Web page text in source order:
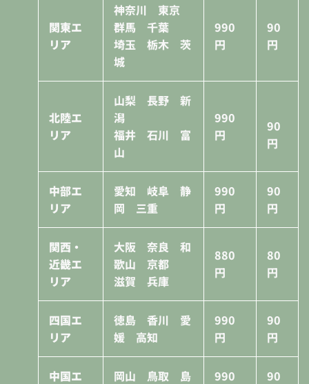
関東エ
リア
神奈川 東京
群馬 千葉
埼玉 栃木 茨
城
990
円
90
円
北陸エ
リア
山梨 長野 新
潟
福井 石川 富
山
990
円
90
円
中部エ
リア
愛知 岐阜 静
岡 三重
990
円
90
円
関西・
近畿エ
リア
大阪 奈良 和
歌山 京都
滋賀 兵庫
880
円
80
円
四国エ
リア
徳島 香川 愛
媛 高知
990
円
90
円
中国エ 岡山 鳥取 島 990 90